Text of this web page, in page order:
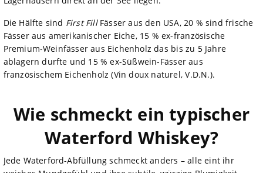
Die Hälfte sind First FillFässer aus den USA, 20 % sind frische
Fässer aus amerikanischer Eiche, 15 % ex-französische
Premium-Weinfässer aus Eichenholz das bis zu 5 Jahre
ablagern durfte und 15 % ex-Süßwein-Fässer aus
französischem Eichenholz (Vin doux naturel, V.D.N.).
Wie schmeckt ein typischer
Waterford Whiskey?
Jede Waterford-Abfüllung schmeckt anders – alle eint ihr